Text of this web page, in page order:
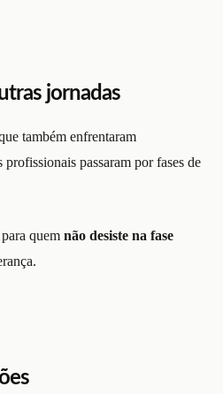
jornadas
também enfrentaram
passaram por fases de
quem não desiste na fase